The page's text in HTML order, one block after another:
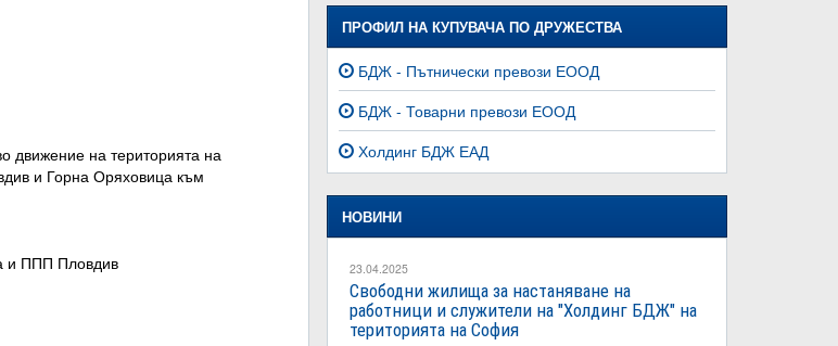
движение на територията на
и Горна Оряховица към
и ППП Пловдив
ПРОФИЛ НА КУПУВАЧА ПО ДРУЖЕСТВА
БДЖ - Пътнически превози ЕООД
БДЖ - Товарни превози ЕООД
Холдинг БДЖ ЕАД
НОВИНИ
23.04.2025
Свободни жилища за настаняване на
работници и служители на "Холдинг БДЖ" на
територията на София